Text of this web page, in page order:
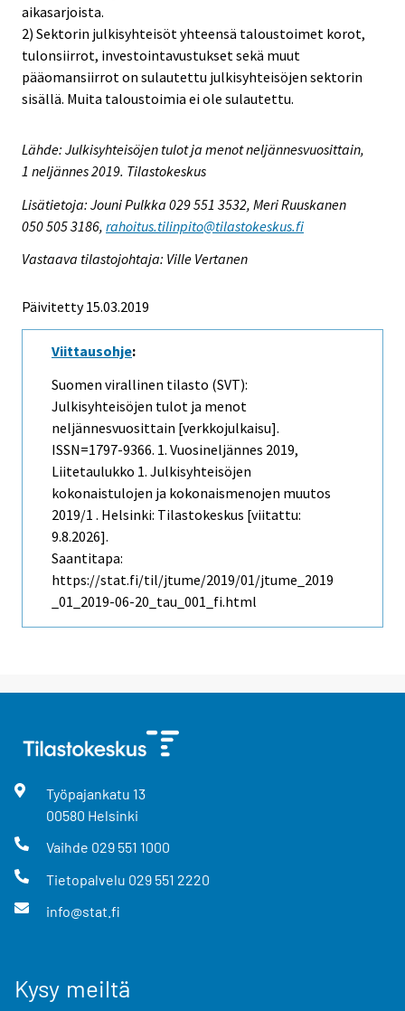
aikasarjoista.
2) Sektorin julkisyhteisöt yhteensä taloustoimet korot,
tulonsiirrot, investointavustukset sekä muut
pääomansiirrot on sulautettu julkisyhteisöjen sektorin
sisällä. Muita taloustoimia ei ole sulautettu.
Lähde: Julkisyhteisöjen tulot ja menot neljännesvuosittain,
1 neljännes 2019. Tilastokeskus
Lisätietoja: Jouni Pulkka 029 551 3532, Meri Ruuskanen
050 505 3186, rahoitus.tilinpito@tilastokeskus.fi
Vastaava tilastojohtaja: Ville Vertanen
Päivitetty 15.03.2019
Viittausohje:
Suomen virallinen tilasto (SVT):
Julkisyhteisöjen tulot ja menot
neljännesvuosittain [verkkojulkaisu].
ISSN=1797-9366. 1. Vuosineljännes 2019,
Liitetaulukko 1. Julkisyhteisöjen
kokonaistulojen ja kokonaismenojen muutos
2019/1 . Helsinki: Tilastokeskus [viitattu:
9.8.2026].
Saantitapa:
https://stat.fi/til/jtume/2019/01/jtume_2019
_01_2019-06-20_tau_001_fi.html
Työpajankatu 13
00580 Helsinki
Vaihde 029 551 1000
Tietopalvelu 029 551 2220
info@stat.fi
Kysy meiltä